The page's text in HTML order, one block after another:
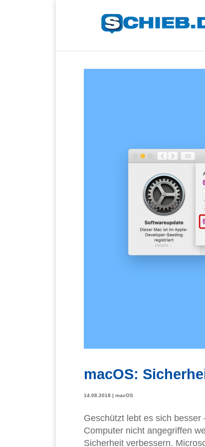
macOS:
14.08.2018 | macOS
Geschützt lebt es sich
Computer nicht angegriffen
Sicherheit verbessern.